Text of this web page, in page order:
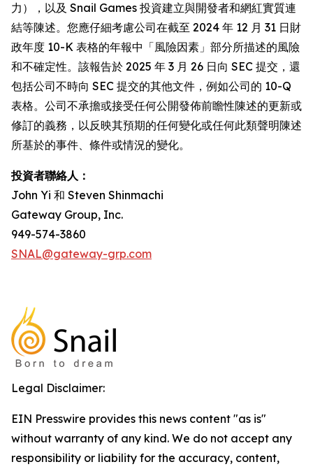
力），以及 Snail Games 投資建立與開發者和網紅實質連
結等陳述。您應仔細考慮公司在截至 2024 年 12 月 31 日財
政年度 10-K 表格的年報中「風險因素」部分所描述的風險
和不確定性。該報告於 2025 年 3 月 26 日向 SEC 提交，還
包括公司不時向 SEC 提交的其他文件，例如公司的 10-Q
表格。公司不承擔或接受任何公開發佈前瞻性陳述的更新或
修訂的義務，以反映其預期的任何變化或任何此類聲明陳述
所基於的事件、條件或情況的變化。
投資者聯絡人：
John Yi 和 Steven Shinmachi
Gateway Group, Inc.
949-574-3860
SNAL@gateway-grp.com
Legal Disclaimer:
EIN Presswire provides this news content "as is"
without warranty of any kind. We do not accept any
responsibility or liability for the accuracy, content,